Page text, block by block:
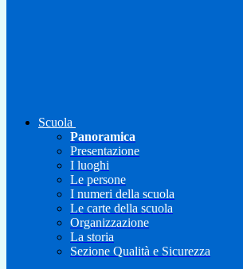
Scuola
Panoramica
Presentazione
I luoghi
Le persone
I numeri della scuola
Le carte della scuola
Organizzazione
La storia
Sezione Qualità e Sicurezza